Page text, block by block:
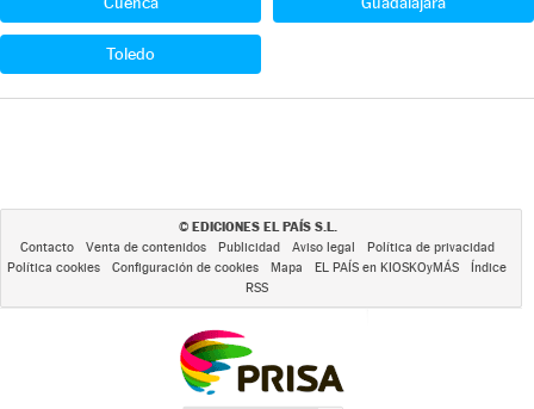
Toledo
© EDICIONES EL PAÍS S.L.
Contacto Venta de contenidos Publicidad Aviso legal
Política de privacidad
Política cookies
Configuración de cookies Mapa EL PAÍS en KIOSKOyMÁS
Índice
RSS